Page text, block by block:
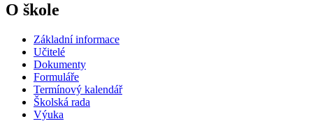
O škole
Základní informace
Učitelé
Dokumenty
Formuláře
Termínový kalendář
Školská rada
Výuka